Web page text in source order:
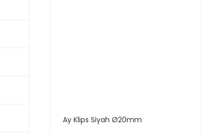
Ay Klips Siyah Ø20mm